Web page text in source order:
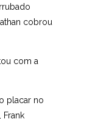
cobrou
com a
placar no
Frank